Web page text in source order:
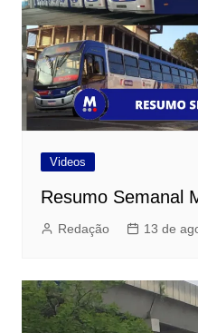
Videos
Resumo Semanal
Redação 13 de